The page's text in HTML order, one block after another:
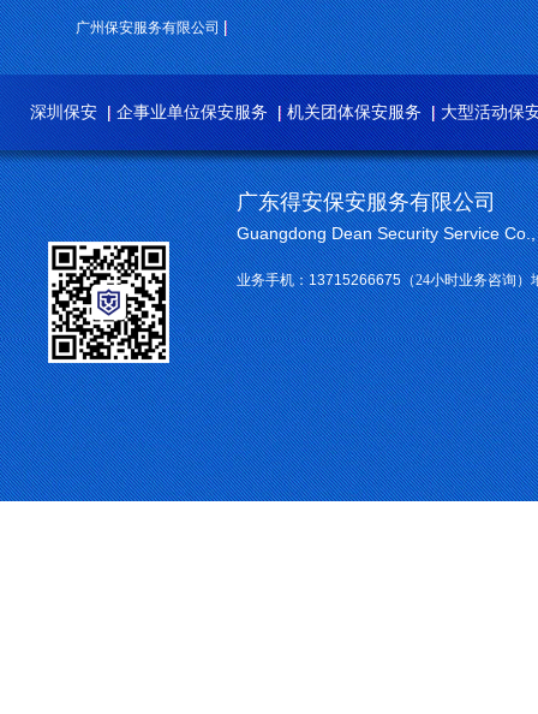
广州保安服务有限公司
深圳保安 企事业单位保安服务 机关团体保安服务 大型活动保
广东得安保安服务有限公司
Guangdong Dean Security Service
业务手机：13715266675（24小时业务咨询）